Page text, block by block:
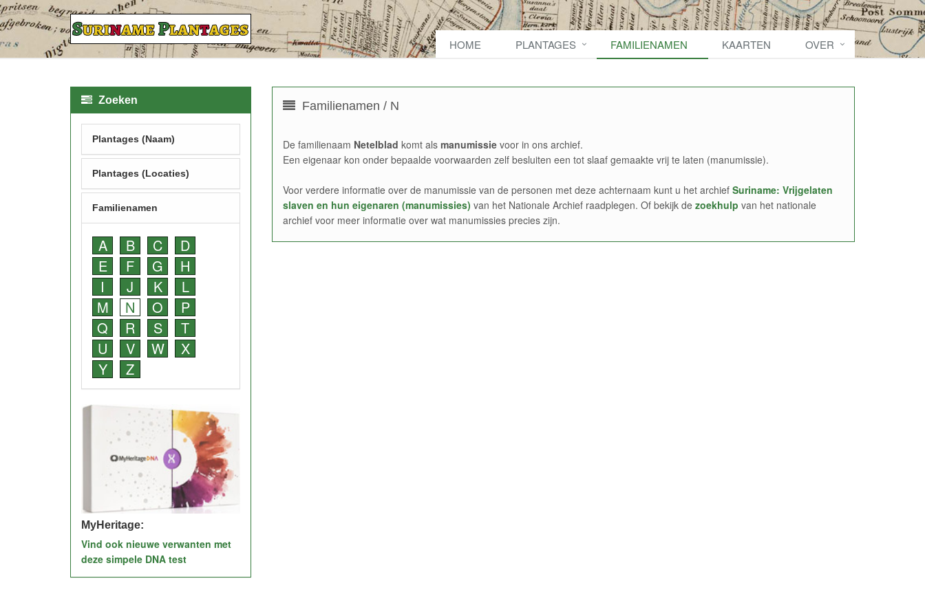
HOME PLANTAGES FAMILIENAMEN KAARTEN OVER
Familienamen / N
De familienaam Netelblad komt als manumissievoor in ons archief.
Een eigenaar kon onder bepaalde voorwaarden zelf besluiten een tot slaaf gemaakte vrij te laten (manumissie).
Voor verdere informatie over de manumissie van de personen met deze achternaam kunt u het archief Suriname: Vrijgelaten
slaven en hun eigenaren (manumissies) van het Nationale Archief raadplegen. Of bekijk de zoekhulp van het nationale
archief voor meer informatie over wat manumissies precies zijn.
Zoeken
Plantages (Naam)
Plantages (Locaties)
Familienamen
A B C
D
E
F G
H
I
J K
L
M
N O
P
Q
R S
T
U
V W
X
Y
Z
MyHeritage:
Vind ook nieuwe verwanten met
deze simpele DNA test